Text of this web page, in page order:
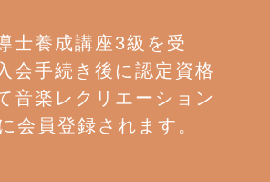
士養成講座3級を受
会手続き後に認定資格
音楽レクリエーション
会員登録されます。